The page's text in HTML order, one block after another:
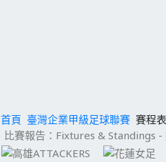
首頁 臺灣企業甲級足球聯賽 賽程表
比賽報告：Fixtures & Standings